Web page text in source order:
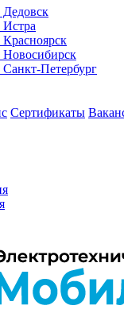
Дедовск
Истра
Новосибирск
Петербург
Сертификаты